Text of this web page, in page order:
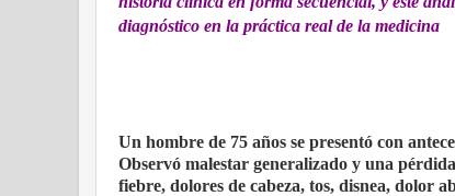
diagnóstico en la práctica real de la medicina
Un hombre de 75 años se presentó con
Observó malestar generalizado y una
fiebre, dolores de cabeza, tos, disnea, dolor